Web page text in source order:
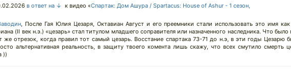
в ответ на ↓ к видео «Спартак: Дом Ашура / Spartacus: House of Ashur - 1 сезон,
,После Гая Юлия Цезаря, Октавиан Август и его преемники стали использовать это имя
(II век н.э.) «цезарь» стал титулом младшего соправителя или назначенного наследника. Что
же отрезок, когда правил тот самый цезарь. Восстание спартака 73-71 до н.э, в эти годы Цезарю
альтернативная реальность, в защиту твоего комента лишь скажу, что всех смутило смерть
))